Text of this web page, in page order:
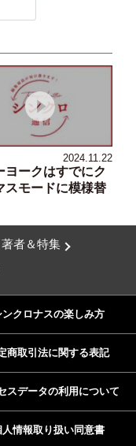
2024.11.22
ヨークはすでにク
スモードに模様替
著者＆特集
ンクロナスの楽しみ方
商取引法に関する表記
スデータの利用について
人情報取り扱い同意書